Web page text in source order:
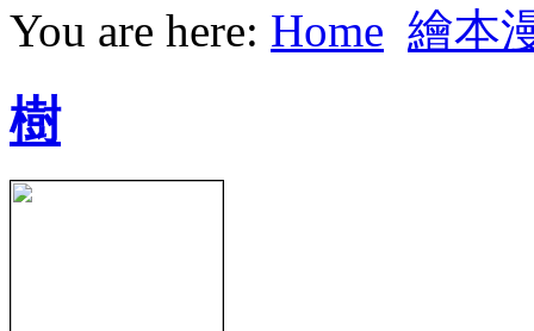
You are here: Home 繪本
樹